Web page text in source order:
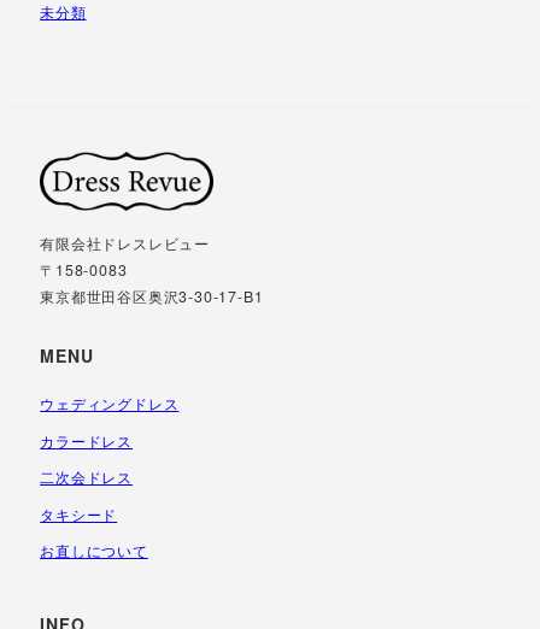
未分類
有限会社ドレスレビュー
〒158-0083
東京都世田谷区奥沢3-30-17-B1
MENU
ウェディングドレス
カラードレス
二次会ドレス
タキシード
お直しについて
INFO